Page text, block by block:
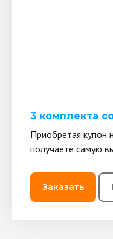
3 комплекта
Приобретая купон
получаете самую
Заказать